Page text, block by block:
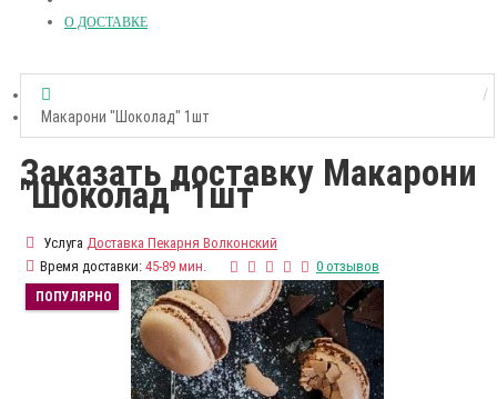
О ДОСТАВКЕ
Макарони "Шоколад" 1шт
Заказать доставку Макарони
"Шоколад" 1шт
Услуга Доставка Пекарня Волконский
Время доставки: 45-89 мин. 0 отзывов
ПОПУЛЯРНО